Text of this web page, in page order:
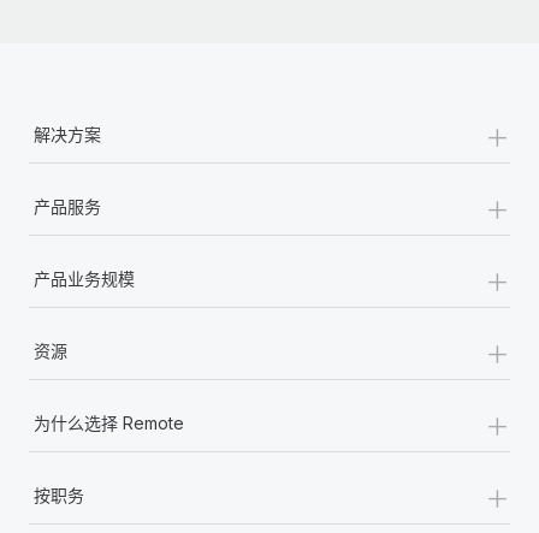
解决方案 +
产品服务 +
产品业务规模 +
资源 +
为什么选择 Remote +
按职务 +